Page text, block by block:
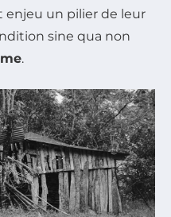
enjeu un pilier de leur
sine qua non
.